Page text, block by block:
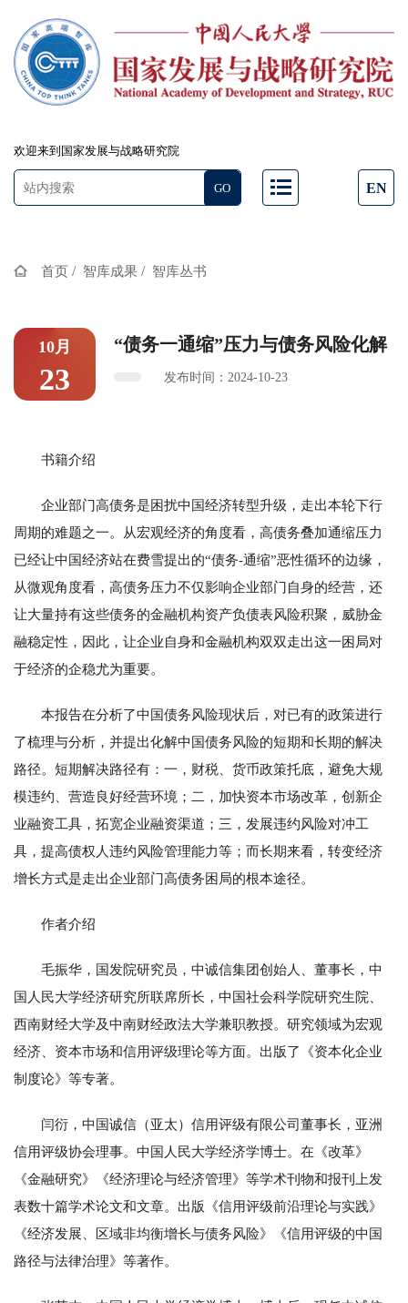
欢迎来到国家发展与战略研究院
EN
首页 / 智库成果 / 智库丛书
10月
23
“债务一通缩”压力与债务风险化解
发布时间：2024-10-23
书籍介绍
企业部门高债务是困扰中国经济转型升级，走出本轮下行
周期的难题之一。从宏观经济的角度看，高债务叠加通缩压力
已经让中国经济站在费雪提出的“债务-通缩”恶性循环的边缘，
从微观角度看，高债务压力不仅影响企业部门自身的经营，还
让大量持有这些债务的金融机构资产负债表风险积聚，威胁金
融稳定性，因此，让企业自身和金融机构双双走出这一困局对
于经济的企稳尤为重要。
本报告在分析了中国债务风险现状后，对已有的政策进行
了梳理与分析，并提出化解中国债务风险的短期和长期的解决
路径。短期解决路径有：一，财税、货币政策托底，避免大规
模违约、营造良好经营环境；二，加快资本市场改革，创新企
业融资工具，拓宽企业融资渠道；三，发展违约风险对冲工
具，提高债权人违约风险管理能力等；而长期来看，转变经济
增长方式是走出企业部门高债务困局的根本途径。
作者介绍
毛振华，国发院研究员，中诚信集团创始人、董事长，中
国人民大学经济研究所联席所长，中国社会科学院研究生院、
西南财经大学及中南财经政法大学兼职教授。研究领域为宏观
经济、资本市场和信用评级理论等方面。出版了《资本化企业
制度论》等专著。
闫衍，中国诚信（亚太）信用评级有限公司董事长，亚洲
信用评级协会理事。中国人民大学经济学博士。在《改革》
《金融研究》《经济理论与经济管理》等学术刊物和报刊上发
表数十篇学术论文和文章。出版《信用评级前沿理论与实践》
《经济发展、区域非均衡增长与债务风险》《信用评级的中国
路径与法律治理》等著作。